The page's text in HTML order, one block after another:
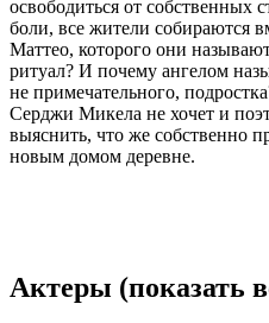
освободиться от собственных
боли, все жители собираются
Маттео, которого они
ритуал? И почему ангелом
не примечательного,
Серджи Микела не хочет и
выяснить, что же собственно
новым домом деревне.
Актеры (показать